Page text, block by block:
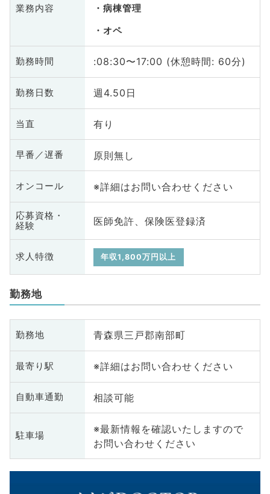
業務内容 病棟管理
オペ
勤務時間 :08:30〜17:00 (休憩時間: 60分)
勤務日数 週4.50日
当直 有り
早番／遅番 原則無し
オンコール ※詳細はお問い合わせください
応募資格・
経験
医師免許、保険医登録済
求人特徴 年収1,800万円以上
勤務地
勤務地 青森県三戸郡南部町
最寄り駅 ※詳細はお問い合わせください
自動車通勤 相談可能
駐車場
※最新情報を確認いたしますので
お問い合わせください